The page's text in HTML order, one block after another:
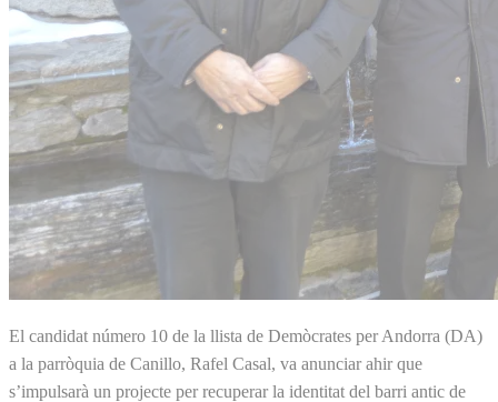
El candidat número 10 de la llista de Demòcrates per Andorra (DA)
a la parròquia de Canillo, Rafel Casal, va anunciar ahir que
s’impulsarà un projecte per recuperar la identitat del barri antic de